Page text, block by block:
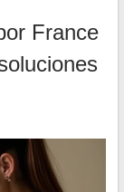
France